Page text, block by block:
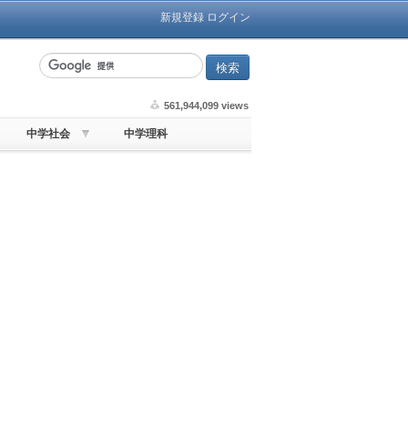
新規登録 ログイン
561,944,099 views
中学社会 中学理科